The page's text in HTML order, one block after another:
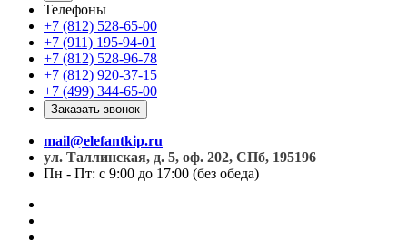
Телефоны
+7 (812) 528-65-00
+7 (911) 195-94-01
+7 (812) 528-96-78
+7 (812) 920-37-15
+7 (499) 344-65-00
Заказать звонок
mail@elefantkip.ru
ул. Таллинская, д. 5, оф. 202, СПб, 195196
Пн - Пт: с 9:00 до 17:00 (без обеда)